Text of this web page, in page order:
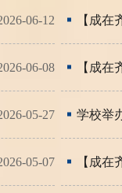
06-12
06-08
05-27
05-07